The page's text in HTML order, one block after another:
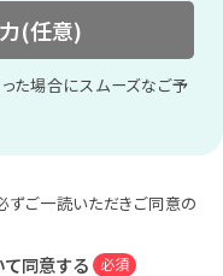
(任意)
た場合にスムーズなご予
ずご一読いただきご同意の
同意する 必須